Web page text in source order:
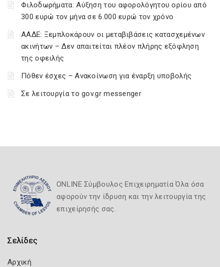
Φιλοδωρήματα: Αύξηση του αφορολόγητου ορίου από
300 ευρώ τον μήνα σε 6.000 ευρώ τον χρόνο
ΑΑΔΕ: Ξεμπλοκάρουν οι μεταβιβάσεις κατασχεμένων
ακινήτων – Δεν απαιτείται πλέον πλήρης εξόφληση
της οφειλής
Πόθεν έσχες – Ανακοίνωση για έναρξη υποβολής
Σε λειτουργία το gov.gr messenger
ONLINE Σύμβουλος Επιχειρηματία Όλα όσα
αφορούν την ίδρυση και την λειτουργία της
επιχείρησής σας.
Σελίδες
Αρχική